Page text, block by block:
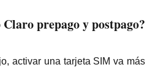
prepago y postpago?
activar una tarjeta SIM va más